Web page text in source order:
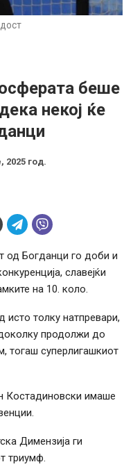
беше
некој ќе
2025 год.
од Богданци го доби и
славејќи
на 10. коло.
толку натпревари,
продолжи до
тогаш суперлигашкиот
Костадиновски имаше
Димензија ги
триумф.